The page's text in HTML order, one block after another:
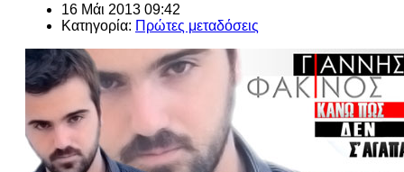
16 Μάι 2013 09:42
Κατηγορία: Πρώτες μεταδόσεις